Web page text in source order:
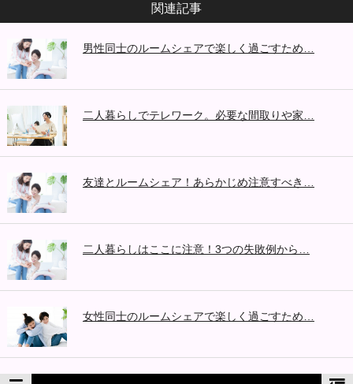
関連記事
男性同士のルームシェアで楽しく過ごすため…
二人暮らしでテレワーク。必要な間取りや家…
友達とルームシェア！あらかじめ注意すべき…
二人暮らしはここに注意！3つの失敗例から…
女性同士のルームシェアで楽しく過ごすため…